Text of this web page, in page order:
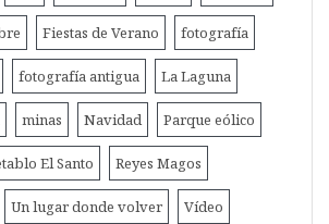
Fiestas de Verano fotografía
fotografía antigua La Laguna
minas Navidad Parque eólico
El Santo Reyes Magos
Un lugar donde volver Vídeo